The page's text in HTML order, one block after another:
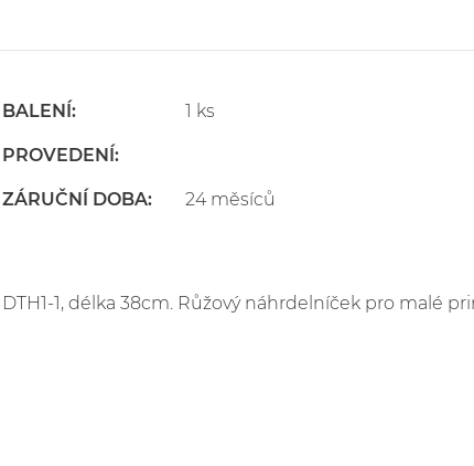
BALENÍ: 1 ks
PROVEDENÍ:
ZÁRUČNÍ DOBA: 24 měsíců
DTH1-1, délka 38cm. Růžový náhrdelníček pro malé